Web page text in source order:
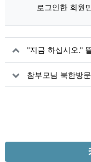
로그인한 회원
"지금 하십시오."
로 나가 나무를심
참부모님 북한방문